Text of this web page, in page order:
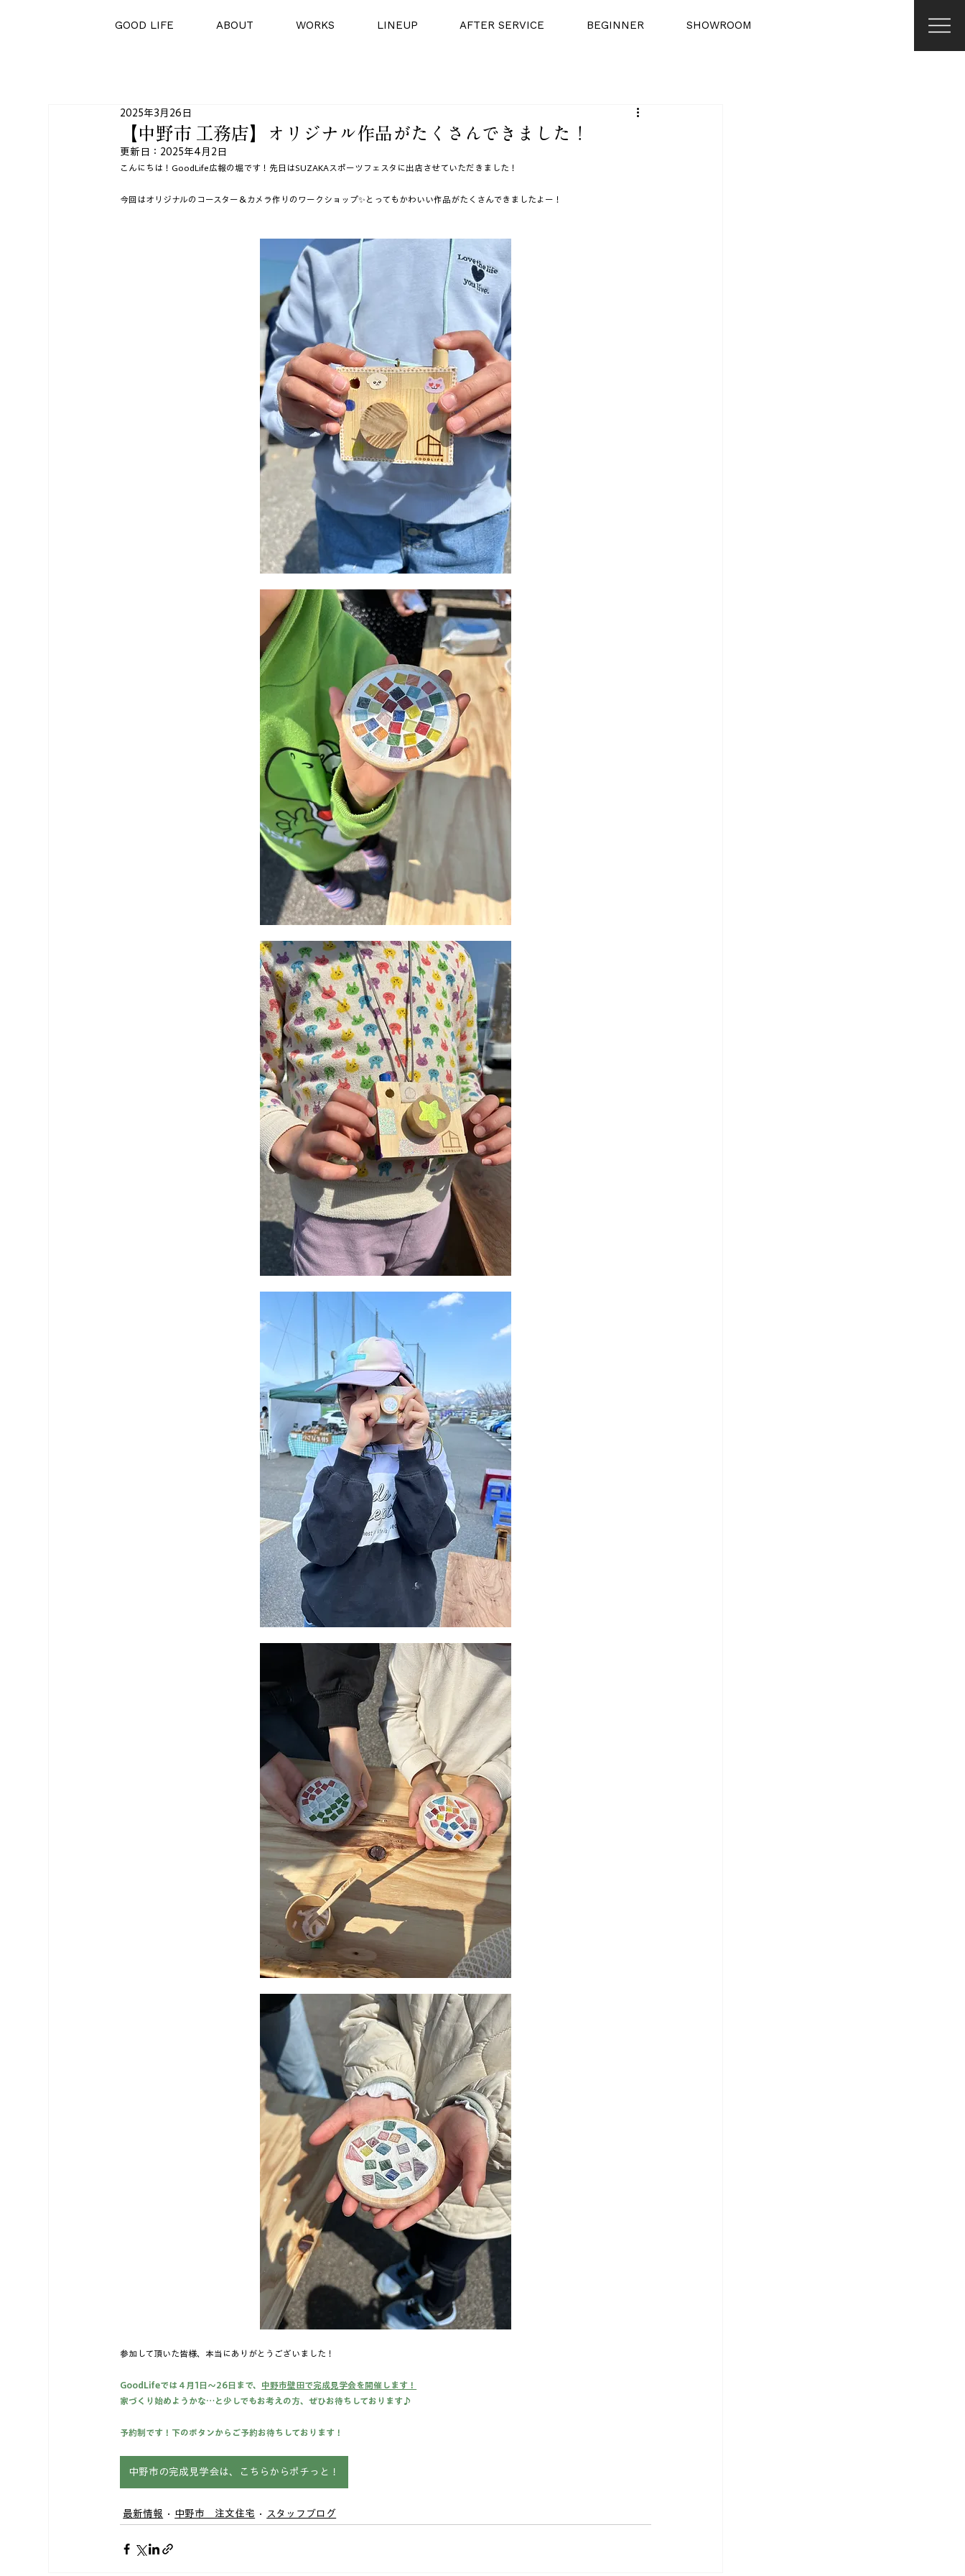
GOOD LIFE ABOUT WORKS LINEUP AFTER SERVICE BEGINNER SHOWROOM
【中野市 工務店】オリジナル作品がたくさんできました！
2025年3月26日
更新日： 2025年4月2日
こんにちは！GoodLife広報の堀です！先日はSUZAKAスポーツフェスタに出店させていただきました！
今回はオリジナルのコースター＆カメラ作りのワークショップ✨とってもかわいい作品がたくさんできましたよー！
参加して頂いた皆様、本当にありがとうございました！
GoodLifeでは４月1日～26日まで、 中野市壁田で完成見学会を開催します！
家づくり始めようかな…と少しでもお考えの方、ぜひお待ちしております♪
予約制です！下のボタンからご予約お待ちしております！
中野市の完成見学会は、こちらからポチっと！
最新情報 中野市＿注文住宅 スタッフブログ